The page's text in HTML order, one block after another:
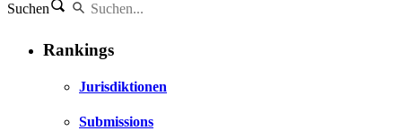
Suchen
Rankings
Jurisdiktionen
Submissions